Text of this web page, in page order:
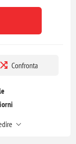
Confronta